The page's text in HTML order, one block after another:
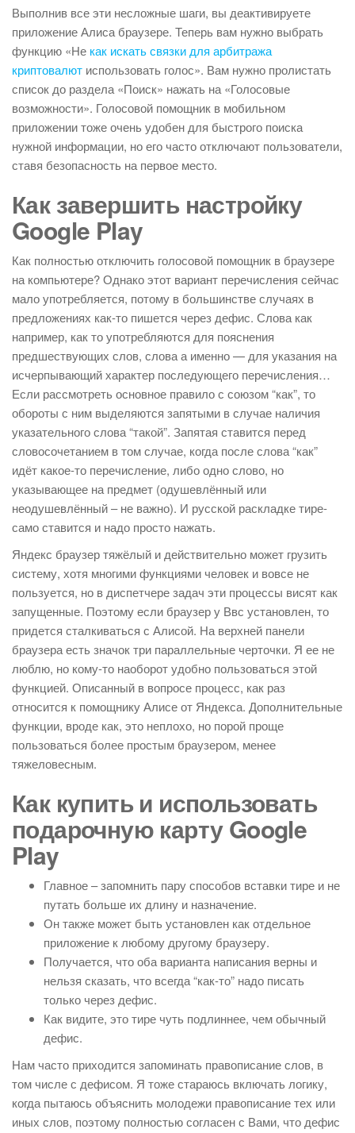
Выполнив все эти несложные шаги, вы деактивируете
приложение Алиса браузере. Теперь вам нужно выбрать
функцию «Не как искать связки для арбитража
криптовалют использовать голос». Вам нужно пролистать
список до раздела «Поиск» нажать на «Голосовые
возможности». Голосовой помощник в мобильном
приложении тоже очень удобен для быстрого поиска
нужной информации, но его часто отключают пользователи,
ставя безопасность на первое место.
Как завершить настройку
Google Play
Как полностью отключить голосовой помощник в браузере
на компьютере? Однако этот вариант перечисления сейчас
мало употребляется, потому в большинстве случаях в
предложениях как-то пишется через дефис. Слова как
например, как то употребляются для пояснения
предшествующих слов, слова а именно — для указания на
исчерпывающий характер последующего перечисления…
Если рассмотреть основное правило с союзом “как”, то
обороты с ним выделяются запятыми в случае наличия
указательного слова “такой”. Запятая ставится перед
словосочетанием в том случае, когда после слова “как”
идёт какое-то перечисление, либо одно слово, но
указывающее на предмет (одушевлённый или
неодушевлённый – не важно). И русской раскладке тире-
само ставится и надо просто нажать.
Яндекс браузер тяжёлый и действительно может грузить
систему, хотя многими функциями человек и вовсе не
пользуется, но в диспетчере задач эти процессы висят как
запущенные. Поэтому если браузер у Ввс установлен, то
придется сталкиваться с Алисой. На верхней панели
браузера есть значок три параллельные черточки. Я ее не
люблю, но кому-то наоборот удобно пользоваться этой
функцией. Описанный в вопросе процесс, как раз
относится к помощнику Алисе от Яндекса. Дополнительные
функции, вроде как, это неплохо, но порой проще
пользоваться более простым браузером, менее
тяжеловесным.
Как купить и использовать
подарочную карту Google
Play
Главное – запомнить пару способов вставки тире и не
путать больше их длину и назначение.
Он также может быть установлен как отдельное
приложение к любому другому браузеру.
Получается, что оба варианта написания верны и
нельзя сказать, что всегда “как-то” надо писать
только через дефис.
Как видите, это тире чуть подлиннее, чем обычный
дефис.
Нам часто приходится запоминать правописание слов, в
том числе с дефисом. Я тоже стараюсь включать логику,
когда пытаюсь объяснить молодежи правописание тех или
иных слов, поэтому полностью согласен с Вами, что дефис